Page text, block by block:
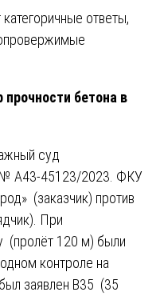
ответы,
бетона в
суд
№ А43-45123/2023. ФКУ
(заказчик) против
При
(пролёт 120 м) были
контроле на
заявлен В35 (35